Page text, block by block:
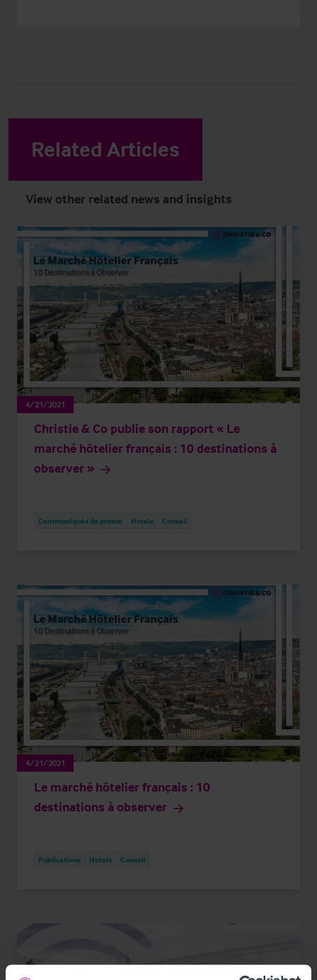
Related Articles
View other related news and insights
4/21/2021
Christie & Co publie son rapport « Le
marché hôtelier français : 10 destinations à
observer »
Communiqués de presse Hotels Conseil
4/21/2021
Le marché hôtelier français : 10
destinations à observer
Publications Hotels Conseil